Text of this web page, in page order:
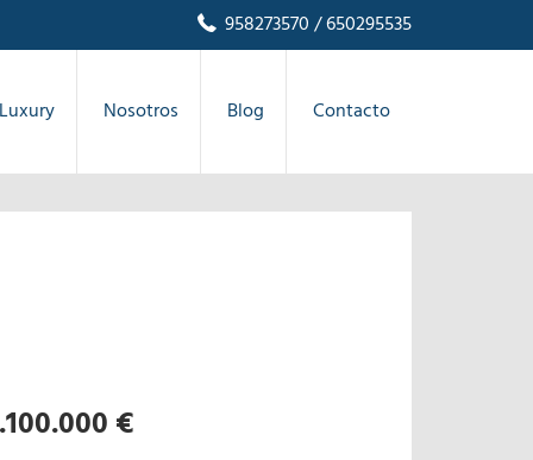
958273570/ 650295535
Luxury Nosotros Blog Contacto
€